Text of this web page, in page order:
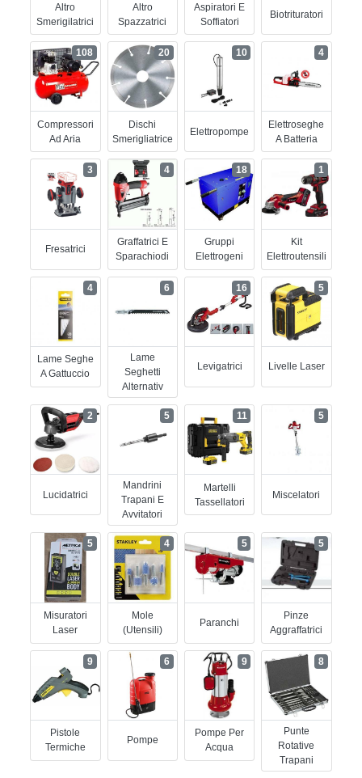
Altro
Smerigilatrici
Altro
Spazzatrici
Aspiratori E
Soffiatori
Biotrituratori
Compressori
Ad Aria
108
Dischi
Smerigliatrice
20
Elettropompe
10
Elettroseghe
A Batteria
4
Fresatrici
3
Graffatrici E
Sparachiodi
4
Gruppi
Elettrogeni
18
Kit
Elettroutensili
1
Lame Seghe
A Gattuccio
4
Lame
Seghetti
Alternativ
6
Levigatrici
16
Livelle Laser
5
Lucidatrici
2
Mandrini
Trapani E
Avvitatori
5
Martelli
Tassellatori
11
Miscelatori
5
Misuratori
Laser
5
Mole
(utensili)
4
Paranchi
5
Pinze
Aggraffatrici
5
Pistole
Termiche
9
Pompe
6
Pompe Per
Acqua
9
Punte
Rotative
Trapani
8